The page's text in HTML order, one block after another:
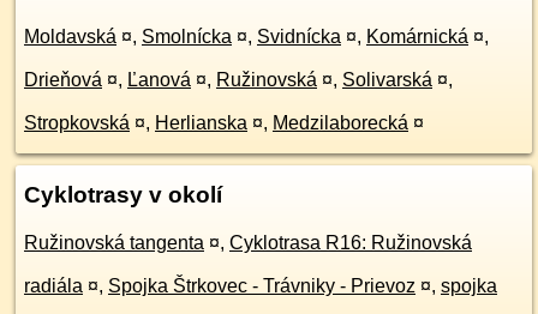
Moldavská ¤, Smolnícka ¤, Svidnícka ¤, Komárnická ¤,
Drieňová ¤, Ľanová ¤, Ružinovská ¤, Solivarská ¤,
Stropkovská ¤, Herlianska ¤, Medzilaborecká ¤
Cyklotrasy v okolí
Ružinovská tangenta ¤, Cyklotrasa R16: Ružinovská
radiála ¤, Spojka Štrkovec - Trávniky - Prievoz ¤, spojka